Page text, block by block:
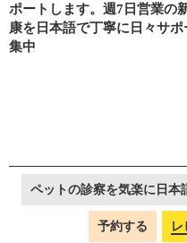
ポートします。週7日営業の
康を日本語で丁寧に日々サ
集中
ペットの診察を気楽に日本
予約する レ